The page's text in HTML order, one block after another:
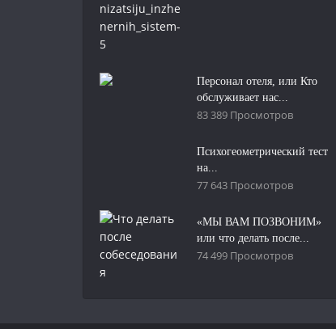
Персонал отеля, или Кто
обслуживает нас...
83 389 Просмотров
Психогеометрический тест
на...
77 643 Просмотров
«МЫ ВАМ ПОЗВОНИМ»
или что делать после...
74 499 Просмотров